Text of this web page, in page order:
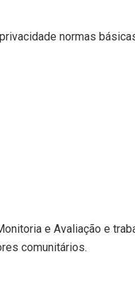
normas
e Avaliação e
comunitários.